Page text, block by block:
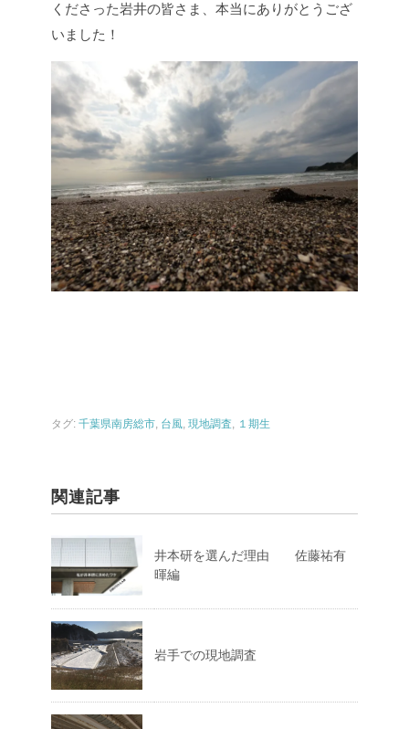
くださった岩井の皆さま、本当にありがとうござ
いました！
タグ: 千葉県南房総市 台風 現地調査 １期生
関連記事
井本研を選んだ理由 佐藤祐有
暉編
岩手での現地調査